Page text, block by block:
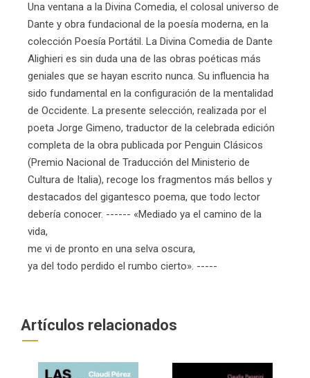
Una ventana a la Divina Comedia, el colosal universo de
Dante y obra fundacional de la poesía moderna, en la
colección Poesía Portátil. La Divina Comedia de Dante
Alighieri es sin duda una de las obras poéticas más
geniales que se hayan escrito nunca. Su influencia ha
sido fundamental en la configuración de la mentalidad
de Occidente. La presente selección, realizada por el
poeta Jorge Gimeno, traductor de la celebrada edición
completa de la obra publicada por Penguin Clásicos
(Premio Nacional de Traducción del Ministerio de
Cultura de Italia), recoge los fragmentos más bellos y
destacados del gigantesco poema, que todo lector
debería conocer. ------ «Mediado ya el camino de la
vida,
me vi de pronto en una selva oscura,
ya del todo perdido el rumbo cierto». -----
Artículos relacionados